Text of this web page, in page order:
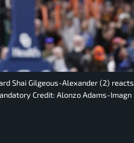
Shai Gilgeous-Alexander (2) reacts
Credit: Alonzo Adams-Imagn